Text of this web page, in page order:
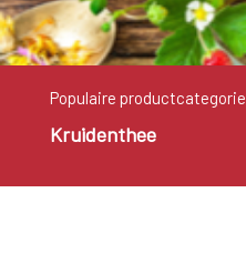
Populaire productcategorie
Kruidenthee